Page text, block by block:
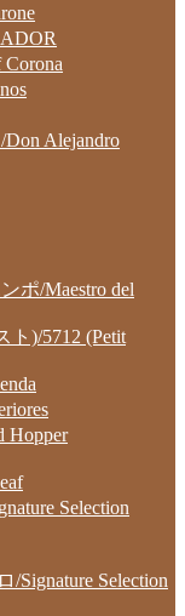
Alejandro
ポ/Maestro del
ト)/5712 (Petit
Hopper
Selection
Signature Selection